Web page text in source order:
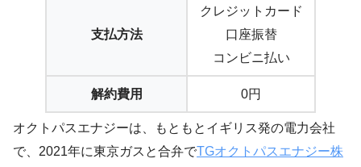
支払方法
クレジットカード
口座振替
コンビニ払い
解約費用 0円
オクトパスエナジーは、もともとイギリス発の電力会社
で、2021年に東京ガスと合弁でTGオクトパスエナジー株